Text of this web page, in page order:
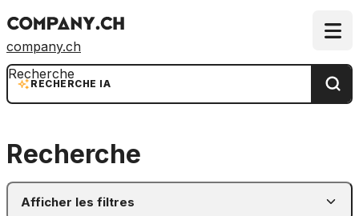
company.ch
RECHERCHE IA
Recherche
Recherche
Afficher les filtres